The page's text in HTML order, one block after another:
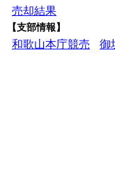
売却結果
【支部情報】
和歌山本庁競売 御